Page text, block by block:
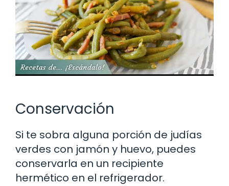
Conservación
Si te sobra alguna porción de judías
verdes con jamón y huevo, puedes
conservarla en un recipiente
hermético en el refrigerador.